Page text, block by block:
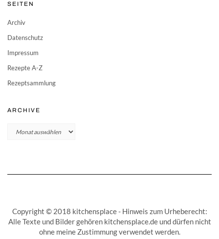
SEITEN
Archiv
Datenschutz
Impressum
Rezepte A-Z
Rezeptsammlung
ARCHIVE
Archive
Copyright © 2018 kitchensplace - Hinweis zum Urheberecht:
Alle Texte und Bilder gehören kitchensplace.de und dürfen nicht
ohne meine Zustimmung verwendet werden.